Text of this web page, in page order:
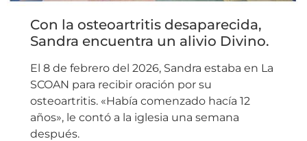
Con la osteoartritis desaparecida,
Sandra encuentra un alivio Divino.
El 8 de febrero del 2026, Sandra estaba en La
SCOAN para recibir oración por su
osteoartritis. «Había comenzado hacía 12
años», le contó a la iglesia una semana
después.